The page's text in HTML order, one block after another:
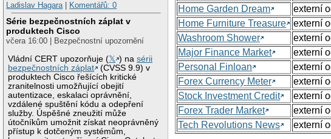
Ladislav Hagara| Komentářů: 0
Série bezpečnostních záplat v
produktech Cisco
včera 16:00 | Bezpečnostní upozornění
Vládní CERT upozorňuje (𝕏 ) nasérii
bezpečnostních záplat
(CVSS 9.9) v
produktech Cisco řešících kritické
zranitelnosti umožňující obejití
autentizace, eskalaci oprávnění,
vzdálené spuštění kódu a odepření
služby. Úspěšné zneužití může
útočníkům umožnit získat neoprávněný
přístup k dotčeným systémům,
Home Garden Dream
externí
Home Furniture Treasure
externí
Washroom Shower
externí
Major Finance Market
externí
Personal Finloan
externí
Forex Currency Meter
externí
Stock Investment Credit
externí
Forex Trader Market
externí
Tech Revolutions News
externí